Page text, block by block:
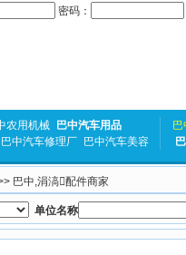
密码：
农用机械
巴中汽车用品
巴中汽车修理厂 巴中汽车美容
巴中,涓滈配件商家
单位名称